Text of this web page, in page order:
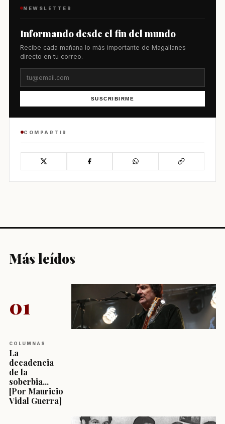
NEWSLETTER
Informando desde el fin del mundo
Recibe cada mañana lo más importante de Magallanes
directo en tu correo.
SUSCRIBIRME
COMPARTIR
Más leídos
01
COLUMNAS
La
decadencia
de la
soberbia...
[Por Mauricio
Vidal Guerra]